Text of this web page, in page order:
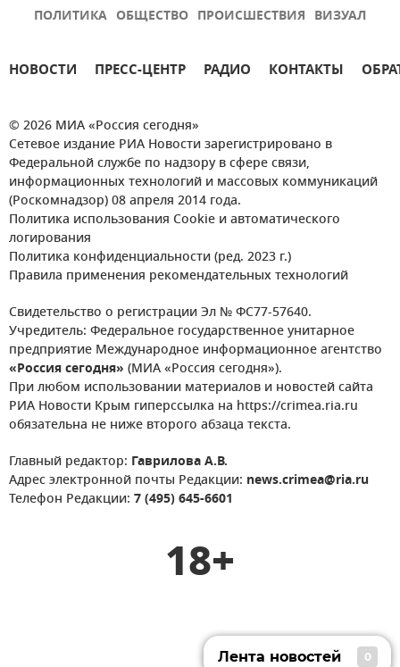
ПОЛИТИКА ОБЩЕСТВО ПРОИСШЕСТВИЯ ВИЗУАЛ
НОВОСТИ ПРЕСС-ЦЕНТР РАДИО КОНТАКТЫ
© 2026 МИА «Россия сегодня»
Сетевое издание РИА Новости зарегистрировано в
Федеральной службе по надзору в сфере связи,
информационных технологий и массовых коммуникаций
(Роскомнадзор) 08 апреля 2014 года.
Политика использования Cookie и автоматического
логирования
Политика конфиденциальности (ред. 2023 г.)
Правила применения рекомендательных технологий
Свидетельство о регистрации Эл № ФС77-57640.
Учредитель: Федеральное государственное унитарное
предприятие Международное информационное агентство
«Россия сегодня» (МИА «Россия сегодня»).
При любом использовании материалов и новостей сайта
РИА Новости Крым гиперссылка на https://crimea.ria.ru
обязательна не ниже второго абзаца текста.
Главный редактор: Гаврилова А.В.
Адрес электронной почты Редакции: news.crimea@ria.ru
Телефон Редакции: 7 (495) 645-6601
18+
Лента новостей 0